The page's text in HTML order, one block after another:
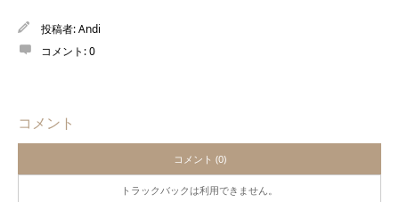
投稿者:Andi
コメント:0
コメント
コメント (0)
トラックバックは利用できません。